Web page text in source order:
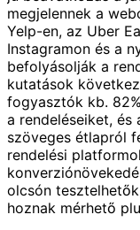
megjelennek a
Yelp-en, az Uber
Instagramon és a
befolyásolják a
kutatások
fogyasztók kb.
a rendeléseiket, és
szöveges étlapról
rendelési
olcsón
hoznak mérhető